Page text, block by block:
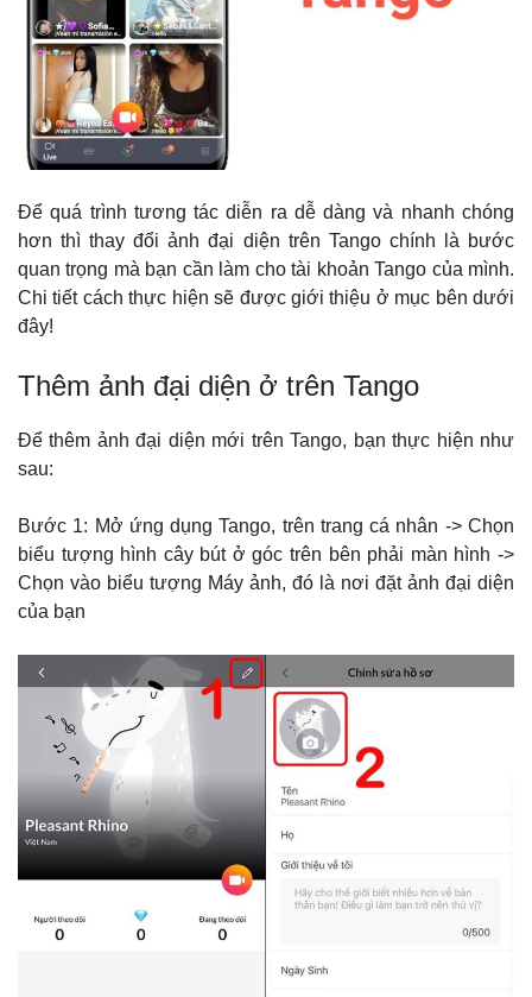
Để quá trình tương tác diễn ra dễ dàng và nhanh chóng
hơn thì thay đổi ảnh đại diện trên Tango chính là bước
quan trọng mà bạn cần làm cho tài khoản Tango của mình.
Chi tiết cách thực hiện sẽ được giới thiệu ở mục bên dưới
đây!
Thêm ảnh đại diện ở trên Tango
Để thêm ảnh đại diện mới trên Tango, bạn thực hiện như
sau:
Bước 1: Mở ứng dụng Tango, trên trang cá nhân -> Chọn
biểu tượng hình cây bút ở góc trên bên phải màn hình ->
Chọn vào biểu tượng Máy ảnh, đó là nơi đặt ảnh đại diện
của bạn